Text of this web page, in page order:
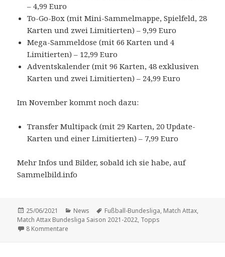
– 4,99 Euro
To-Go-Box (mit Mini-Sammelmappe, Spielfeld, 28
Karten und zwei Limitierten) – 9,99 Euro
Mega-Sammeldose (mit 66 Karten und 4
Limitierten) – 12,99 Euro
Adventskalender (mit 96 Karten, 48 exklusiven
Karten und zwei Limitierten) – 24,99 Euro
Im November kommt noch dazu:
Transfer Multipack (mit 29 Karten, 20 Update-
Karten und einer Limitierten) – 7,99 Euro
Mehr Infos und Bilder, sobald ich sie habe, auf
Sammelbild.info
Veröffentlicht
am
25/06/2021 Kategorien
News Schlagwörter
Fußball-Bundesliga, Match Attax,
Match Attax Bundesliga Saison 2021-2022, Topps
8 Kommentare